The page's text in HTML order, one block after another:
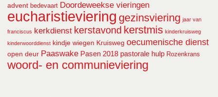
advent bedevaart Doordeweekse vieringen
eucharistieviering gezinsviering jaar van
franciscus kerkdienst kerstavond kerstmis kinderkruisweg
kinderwoorddienst kindje wiegen Kruisweg oecumenische dienst
open deur Paaswake Pasen 2018 pastorale hulp Rozenkrans
woord- en communieviering